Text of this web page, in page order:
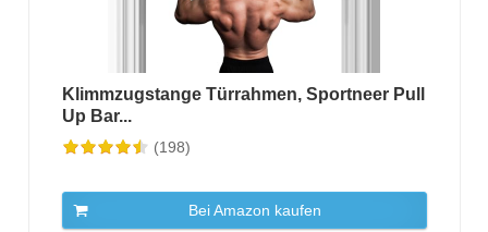
Klimmzugstange Türrahmen, Sportneer Pull
Up Bar...
(198)
Bei Amazon kaufen